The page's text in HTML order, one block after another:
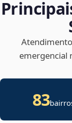
emergencial
83